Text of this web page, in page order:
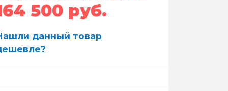
500 руб.
данный товар